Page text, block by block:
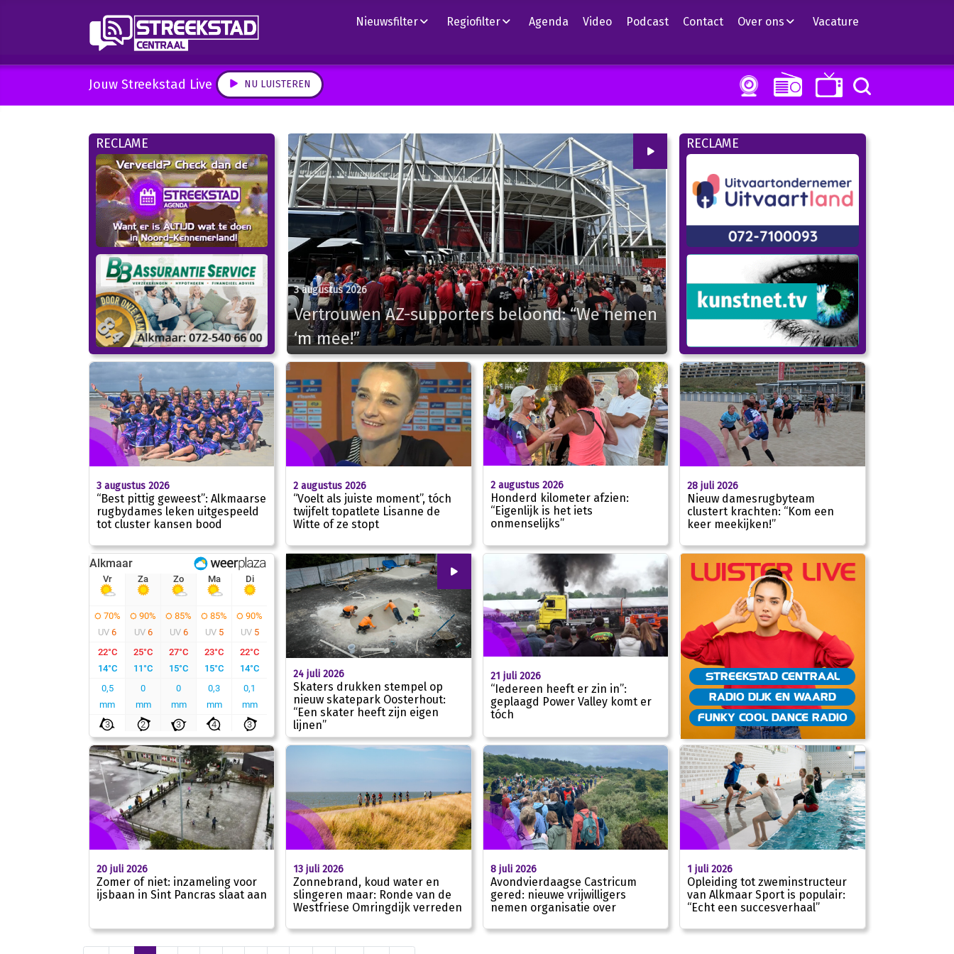
Nieuwsfilter Regiofilter Agenda Video Podcast Contact Over ons Vacature
Jouw Streekstad Live NU LUISTEREN
RECLAME
00
01:43
3 augustus 2026
Vertrouwen AZ-supporters beloond: “We nemen
‘m mee!”
RECLAME
3 augustus 2026
“Best pittig geweest”: Alkmaarse
rugbydames leken uitgespeeld
tot cluster kansen bood
2 augustus 2026
“Voelt als juiste moment”, tóch
twijfelt topatlete Lisanne de
Witte of ze stopt
2 augustus 2026
Honderd kilometer afzien:
“Eigenlijk is het iets
onmenselijks”
28 juli 2026
Nieuw damesrugbyteam
clustert krachten: “Kom een
keer meekijken!”
00:00
24 juli 2026
Skaters drukken stempel op
nieuw skatepark Oosterhout:
“Een skater heeft zijn eigen
lijnen”
21 juli 2026
“Iedereen heeft er zin in”:
geplaagd Power Valley komt er
tóch
STREEKSTAD CENTRAAL
RADIO DIJK EN WAARD
FUNKY COOL DANCE RADIO
20 juli 2026
Zomer of niet: inzameling voor
ijsbaan in Sint Pancras slaat aan
13 juli 2026
Zonnebrand, koud water en
slingeren maar: Ronde van de
Westfriese Omringdijk verreden
8 juli 2026
Avondvierdaagse Castricum
gered: nieuwe vrijwilligers
nemen organisatie over
1 juli 2026
Opleiding tot zweminstructeur
van Alkmaar Sport is populair:
“Echt een succesverhaal”